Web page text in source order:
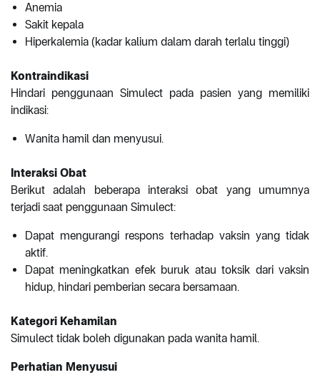
Anemia
Sakit kepala
Hiperkalemia (kadar kalium dalam darah terlalu tinggi)
Kontraindikasi
Hindari penggunaan Simulect pada pasien yang memiliki
indikasi:
Wanita hamil dan menyusui.
Interaksi Obat
Berikut adalah beberapa interaksi obat yang umumnya
terjadi saat penggunaan Simulect:
Dapat mengurangi respons terhadap vaksin yang tidak
aktif.
Dapat meningkatkan efek buruk atau toksik dari vaksin
hidup, hindari pemberian secara bersamaan.
Kategori Kehamilan
Simulect tidak boleh digunakan pada wanita hamil.
Perhatian Menyusui